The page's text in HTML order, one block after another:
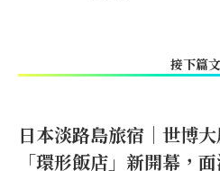
接下篇
日本淡路島旅宿｜世博
「環形飯店」新開幕，